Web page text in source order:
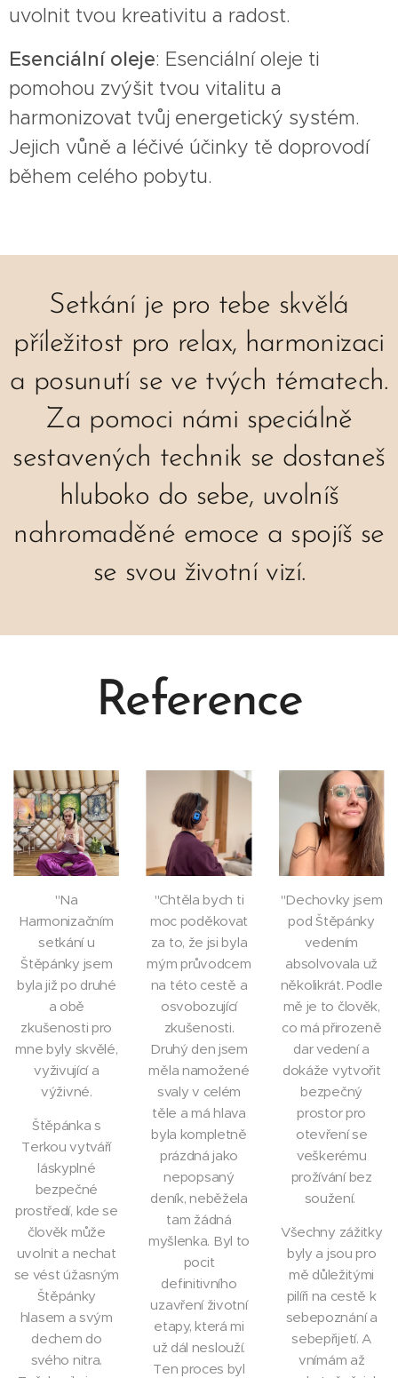
uvolnit tvou kreativitu a radost.
Esenciální oleje: Esenciální oleje ti
pomohou zvýšit tvou vitalitu a
harmonizovat tvůj energetický systém.
Jejich vůně a léčivé účinky tě doprovodí
během celého pobytu.
Setkání je pro tebe skvělá
příležitost pro relax, harmonizaci
a posunutí se ve tvých tématech.
Za pomoci námi speciálně
sestavených technik se dostaneš
hluboko do sebe, uvolníš
nahromaděné emoce a spojíš se
se svou životní vizí.
Reference
"Na
Harmonizačním
setkání u
Štěpánky jsem
byla již po druhé
a obě
zkušenosti pro
mne byly skvělé,
vyživující a
výživné.
Štěpánka s
Terkou vytváří
láskyplné
bezpečné
prostředí, kde se
člověk může
uvolnit a nechat
se vést úžasným
Štěpánky
hlasem a svým
dechem do
svého nitra.
"Chtěla bych ti
moc poděkovat
za to, že jsi byla
mým průvodcem
na této cestě a
osvobozující
zkušenosti.
Druhý den jsem
měla namožené
svaly v celém
těle a má hlava
byla kompletně
prázdná jako
nepopsaný
deník, neběžela
tam žádná
myšlenka. Byl to
pocit
definitivního
uzavření životní
etapy, která mi
už dál neslouží.
Ten proces byl
"Dechovky jsem
pod Štěpánky
vedením
absolvovala už
několikrát. Podle
mě je to člověk,
co má přirozeně
dar vedení a
dokáže vytvořit
bezpečný
prostor pro
otevření se
veškerému
prožívání bez
soužení.
Všechny zážitky
byly a jsou pro
mě důležitými
pilíři na cestě k
sebepoznání a
sebepřijetí. A
vnímám až